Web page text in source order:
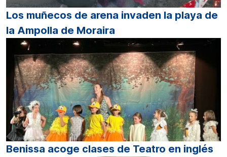
Los muñecos de arena invaden la playa de
la Ampolla de Moraira
Benissa acoge clases de Teatro en inglés